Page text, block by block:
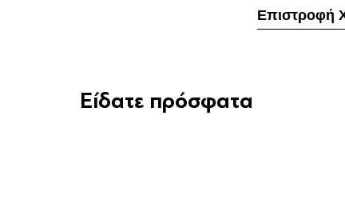
Επιστροφή
Είδατε πρόσφατα